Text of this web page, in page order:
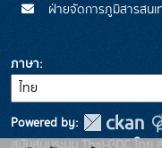
ฝ่ายจัดการภูมิสารสน
ภาษา
Powered by: